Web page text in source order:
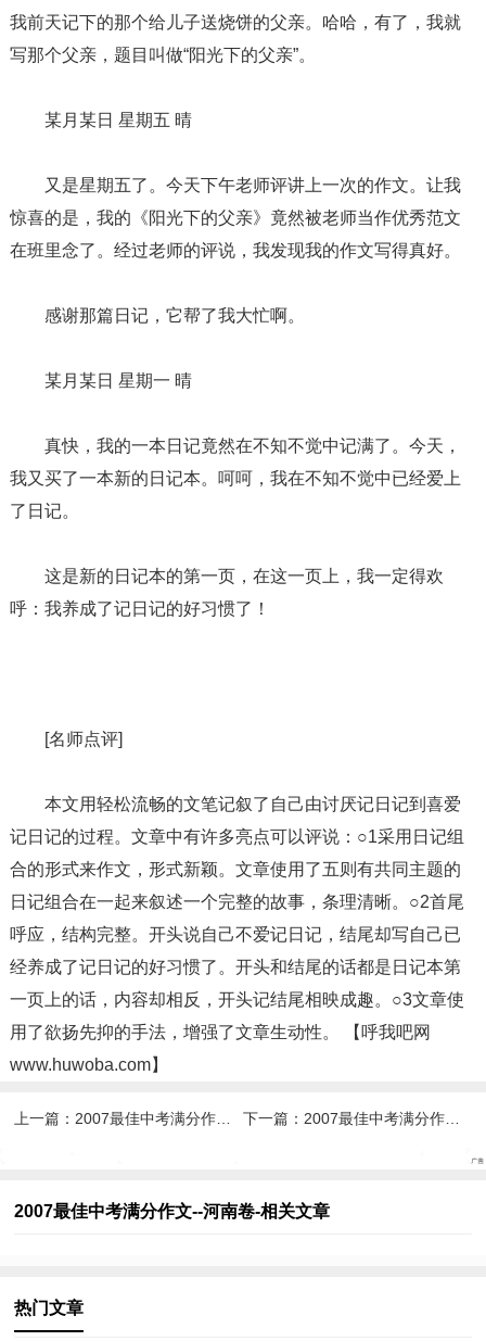
我前天记下的那个给儿子送烧饼的父亲。哈哈，有了，我就
写那个父亲，题目叫做“阳光下的父亲”。
某月某日 星期五 晴
又是星期五了。今天下午老师评讲上一次的作文。让我
惊喜的是，我的《阳光下的父亲》竟然被老师当作优秀范文
在班里念了。经过老师的评说，我发现我的作文写得真好。
感谢那篇日记，它帮了我大忙啊。
某月某日 星期一 晴
真快，我的一本日记竟然在不知不觉中记满了。今天，
我又买了一本新的日记本。呵呵，我在不知不觉中已经爱上
了日记。
这是新的日记本的第一页，在这一页上，我一定得欢
呼：我养成了记日记的好习惯了！
[名师点评]
本文用轻松流畅的文笔记叙了自己由讨厌记日记到喜爱
记日记的过程。文章中有许多亮点可以评说：○1采用日记组
合的形式来作文，形式新颖。文章使用了五则有共同主题的
日记组合在一起来叙述一个完整的故事，条理清晰。○2首尾
呼应，结构完整。开头说自己不爱记日记，结尾却写自己已
经养成了记日记的好习惯了。开头和结尾的话都是日记本第
一页上的话，内容却相反，开头记结尾相映成趣。○3文章使
用了欲扬先抑的手法，增强了文章生动性。 【呼我吧网
www.huwoba.com】
上一篇： 2007最佳中考满分作文--甘肃卷 下一篇： 2007最佳中考满分作文--山西卷
2007最佳中考满分作文--河南卷-相关文章
热门文章